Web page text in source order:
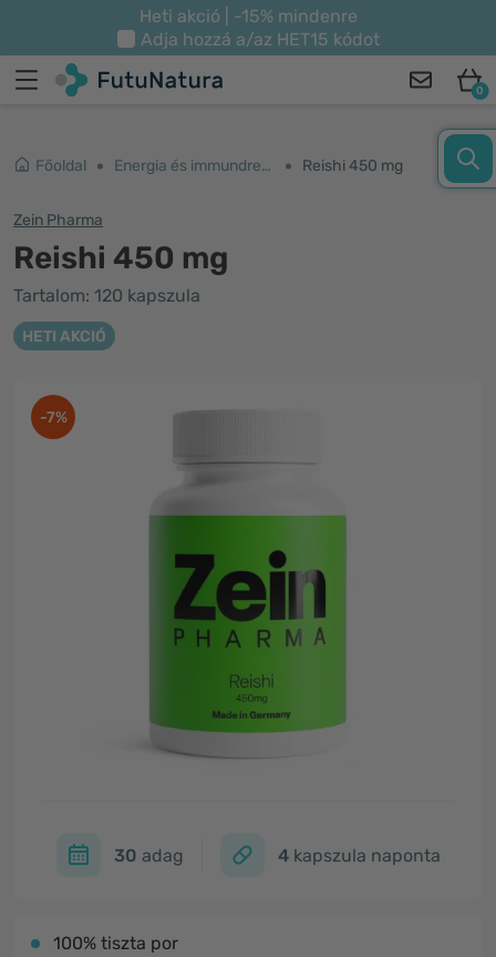
Heti akció | -15% mindenre
Adja hozzá a/az HET15 kódot
0
Főoldal Energia és immundrendszer Reishi 450 mg
Zein Pharma
Reishi 450 mg
Tartalom: 120 kapszula
HETI AKCIÓ
-7%
30 adag 4kapszula naponta
100% tiszta por